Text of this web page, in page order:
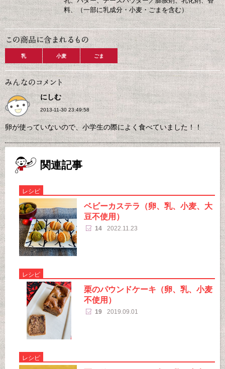
料、（一部に乳成分・小麦・ごまを含む）
乳 小麦 ごま
にしむ
2013-11-30 23:49:58
卵が使っていないので、小学生の際によく食べていました！！
関連記事
レシピ
ベビーカステラ（卵、乳、小麦、大
豆不使用）
14 2022.11.23
レシピ
栗のパウンドケーキ（卵、乳、小麦
不使用）
19 2019.09.01
レシピ